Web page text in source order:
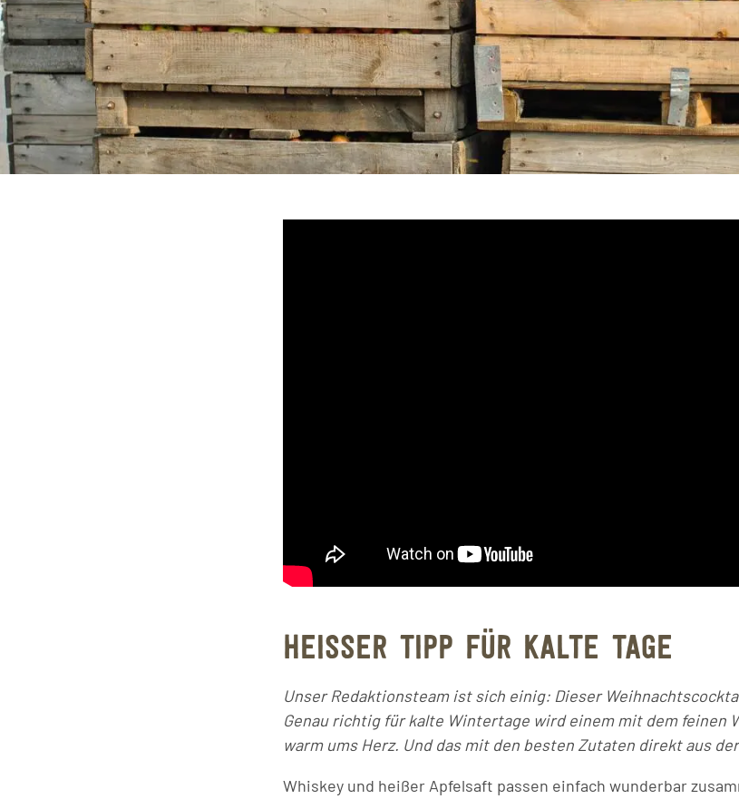
HEISSER TIPP FÜR KALTE TAGE
Unser Redaktionsteam ist sich einig: Dieser
Genau richtig für kalte Wintertage wird einem mit dem feinen
warm ums Herz. Und das mit den besten Zutaten direkt aus
Whiskey und heißer Apfelsaft passen einfach wunderbar